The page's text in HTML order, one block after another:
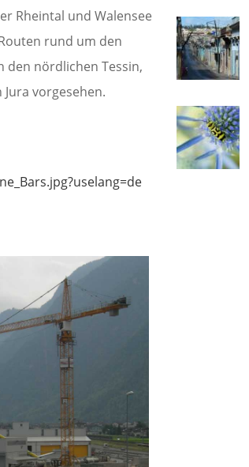
Rheintal und Walensee
rund um den
den nördlichen Tessin,
vorgesehen.